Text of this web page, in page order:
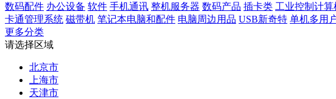
数码配件 办公设备 软件 手机通讯 整机服务器 数码产品 插卡类 工业控制计
卡通管理系统 磁带机 笔记本电脑和配件 电脑周边用品 USB新奇特 单机多用
更多分类
请选择区域
北京市
上海市
天津市